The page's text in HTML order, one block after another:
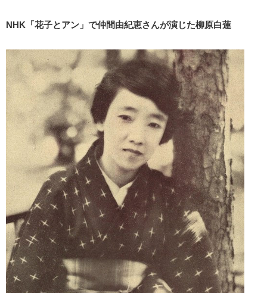
NHK「花子とアン」で仲間由紀恵さんが演じた柳原白蓮